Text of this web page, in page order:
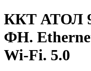
ККТ АТОЛ
ФН.
Wi-Fi. 5.0